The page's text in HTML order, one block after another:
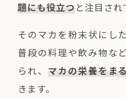
題にも役立つと注目され
そのマカを粉末状にし
普段の料理や飲み物な
られ、マカの栄養をま
きます。